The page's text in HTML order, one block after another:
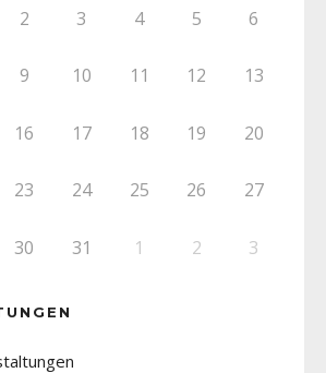
2 3 4 5 6
9 10 11 12 13
16 17 18 19 20
23 24 25 26 27
30 31 1 2 3